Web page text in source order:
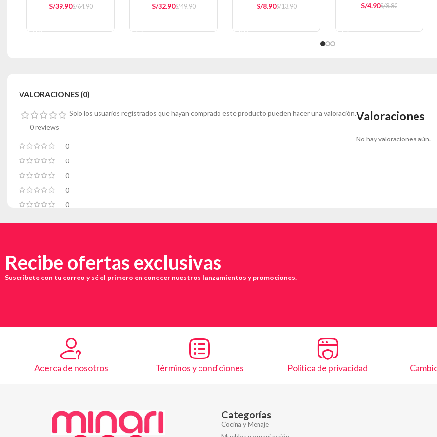
S/64.90
S/39.90 S/49.90
S/32.90 S/13.90
S/8.90 S/8.80
S/4.90
VALORACIONES (0)
0 reviews
0
0
0
0
0
Valoraciones
No hay valoraciones aún.
Solo los usuarios registrados que hayan comprado este producto pueden hacer una valoración.
Recibe ofertas exclusivas
Suscríbete con tu correo y sé el primero en conocer nuestros lanzamientos y promociones.
Acerca de nosotros Términos y condiciones Política de privacidad
Categorías
Cocina y Menaje